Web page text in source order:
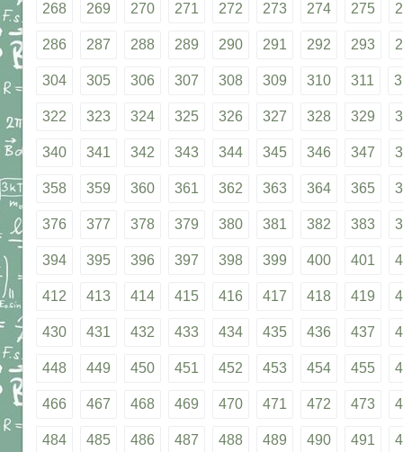
268 269 270 271 272 273 274 275
286 287 288 289 290 291 292 293
304 305 306 307 308 309 310 311
322 323 324 325 326 327 328 329
340 341 342 343 344 345 346 347
358 359 360 361 362 363 364 365
376 377 378 379 380 381 382 383
394 395 396 397 398 399 400 401
412 413 414 415 416 417 418 419
430 431 432 433 434 435 436 437
448 449 450 451 452 453 454 455
466 467 468 469 470 471 472 473
484 485 486 487 488 489 490 491